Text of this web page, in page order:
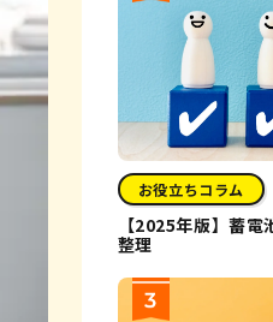
お役立ちコラム
【2025年版】蓄
整理